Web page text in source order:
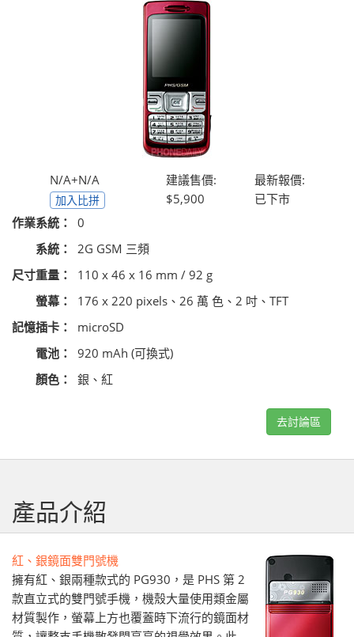
N/A+N/A
加入比拼
建議售價:
$5,900
最新報價:
已下市
作業系統：
0
系統：
2G GSM 三頻
尺寸重量：
110 x 46 x 16 mm / 92 g
螢幕：
176 x 220 pixels、26 萬 色、2 吋、TFT
記憶插卡：
microSD
電池：
920 mAh (可換式)
顏色：
銀、紅
去討論區
產品介紹
紅、銀鏡面雙門號機
擁有紅、銀兩種款式的 PG930，是 PHS 第 2
款直立式的雙門號手機，機殼大量使用類金屬
材質製作，螢幕上方也覆蓋時下流行的鏡面材